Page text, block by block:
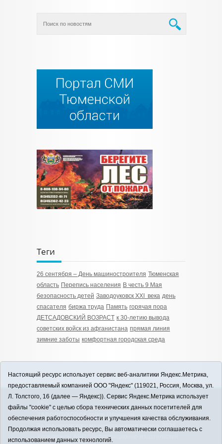
Теги
26 сентября – День машиностроителя Тюменская
область Перепись населения В честь 9 Мая
безопасность детей Заводоуковск XXI века день
спасателя биржа труда Память горячая пора
ДЕТСАДОВСКИЙ ВОЗРАСТ к 30-летию вывода
советских войск из афганистана прямая линия
зимние заботы комфортная городская среда
12+
ЗАВОДОУКОВСК online / Новости
Заводоуковского муниципального округа, 2026
Учредитель: АНО "Информационно-издательский
Настоящий ресурс использует сервис веб-аналитики Яндекс.Метрика,
предоставляемый компанией ООО "Яндекс" (119021, Россия, Москва, ул.
Л. Толстого, 16 (далее — Яндекс)). Сервис Яндекс.Метрика использует
файлы "cookie" с целью сбора технических данных посетителей для
обеспечения работоспособности и улучшения качества обслуживания.
Продолжая использовать ресурс, Вы автоматически соглашаетесь с
использованием данных технологий.